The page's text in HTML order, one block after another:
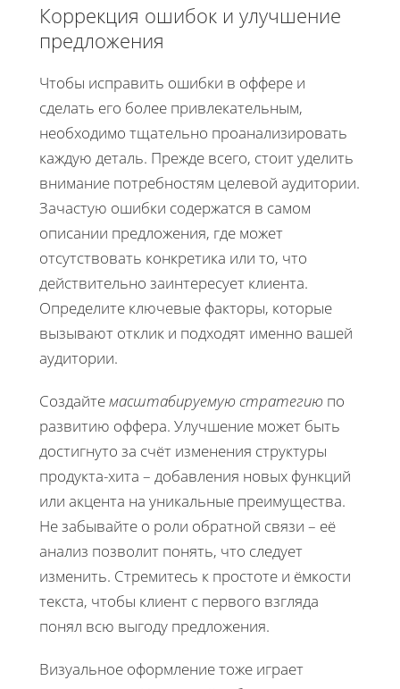
Коррекция ошибок и улучшение
предложения
Чтобы исправить ошибки в оффере и
сделать его более привлекательным,
необходимо тщательно проанализировать
каждую деталь. Прежде всего, стоит уделить
внимание потребностям целевой аудитории.
Зачастую ошибки содержатся в самом
описании предложения, где может
отсутствовать конкретика или то, что
действительно заинтересует клиента.
Определите ключевые факторы, которые
вызывают отклик и подходят именно вашей
аудитории.
Создайтемасштабируемую стратегию по
развитию оффера. Улучшение может быть
достигнуто за счёт изменения структуры
продукта-хита – добавления новых функций
или акцента на уникальные преимущества.
Не забывайте о роли обратной связи – её
анализ позволит понять, что следует
изменить. Стремитесь к простоте и ёмкости
текста, чтобы клиент с первого взгляда
понял всю выгоду предложения.
Визуальное оформление тоже играет